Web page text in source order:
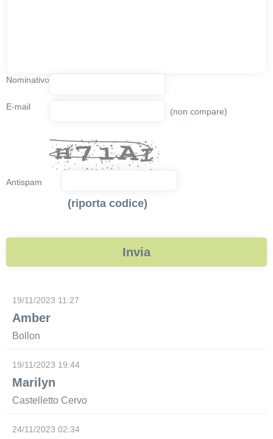
Nominativo
E-mail (non compare)
Antispam
(riporta codice)
19/11/2023 11:27
Amber
Bollon
19/11/2023 19:44
Marilyn
Castelletto Cervo
24/11/2023 02:34